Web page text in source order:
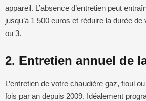
appareil. L’absence d’entretien peut
jusqu’à 1 500 euros et réduire la durée
ou 3.
2. Entretien annuel de
L’entretien de votre chaudière gaz, fioul
fois par an depuis 2009. Idéalement